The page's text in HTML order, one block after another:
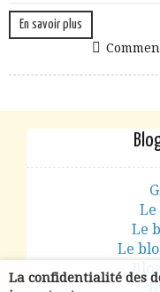
En savoir plus
Le
Le
Le
La confidentialité des